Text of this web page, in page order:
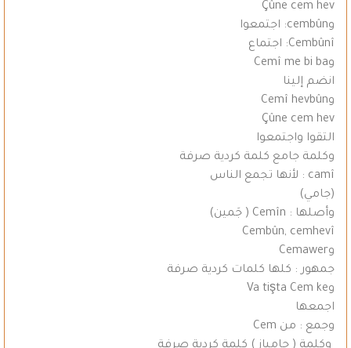
Çûne cem hev
وcembûn: اجتمعوا
Cembûnî: اجتماع
وCemî me bi ba
انضم إلينا
وCemî hevbûn
Çûne cem hev
التقوا واجتمعوا
وكلمة جامع كلمة كردية صرفة
camî : لأنها تجمع الناس
(جامي)
وأصلها : Cemîn ( جَمين)
Cembûn, cemhevî
وCemawer
جمهور : كلها كلمات كردية صرفة
وVa tişta Cem ke
اجمعها
وجمع : من Cem